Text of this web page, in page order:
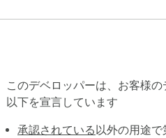
このデベロッパーは、お客様
以下を宣言しています
承認されている以外の用途で